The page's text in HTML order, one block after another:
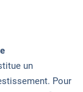
un
Pour